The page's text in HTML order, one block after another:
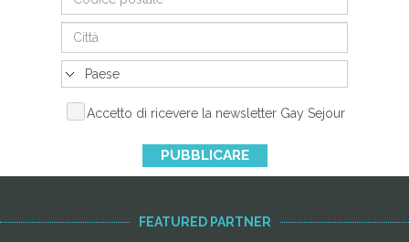
Accetto di ricevere la newsletter Gay Sejour
PUBBLICARE
FEATURED PARTNER